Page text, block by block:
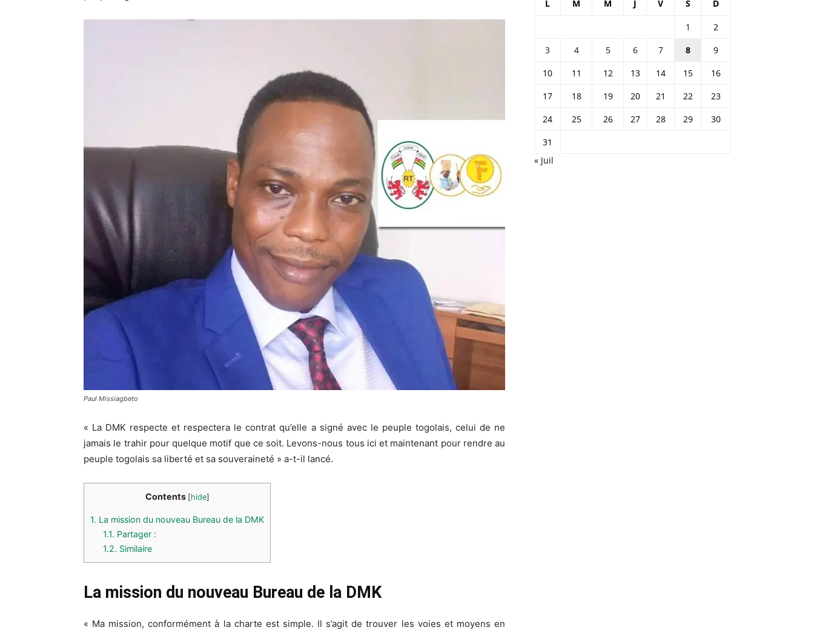
Paul Missiagbeto
« La DMK respecte et respectera le contrat qu’elle a signé avec le peuple togolais, celui de ne
jamais le trahir pour quelque motif que ce soit. Levons-nous tous ici et maintenant pour rendre au
peuple togolais sa liberté et sa souveraineté » a-t-il lancé.
Contents [hide]
1. La mission du nouveau Bureau de la DMK
1.1. Partager :
1.2. Similaire
La mission du nouveau Bureau de la DMK
« Ma mission, conformément à la charte est simple. Il s’agit de trouver les voies et moyens en
L M M J V S D
1
2
3
4 5 6 7 8
9
10
11 12 13 14 15
16
17
18 19 20 21 22
23
24
25 26 27 28 29
30
31
« Juil